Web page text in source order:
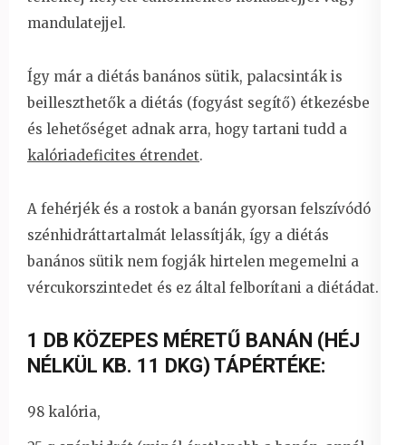
mandulatejjel.
Így már a diétás banános sütik, palacsinták is
beilleszthetők a diétás (fogyást segítő) étkezésbe
és lehetőséget adnak arra, hogy tartani tudd a
kalóriadeficites étrendet.
A fehérjék és a rostok a banán gyorsan felszívódó
szénhidráttartalmát lelassítják, így a diétás
banános sütik nem fogják hirtelen megemelni a
vércukorszintedet és ez által felborítani a diétádat.
1 DB KÖZEPES MÉRETŰ BANÁN (HÉJ
NÉLKÜL KB. 11 DKG) TÁPÉRTÉKE:
98 kalória,